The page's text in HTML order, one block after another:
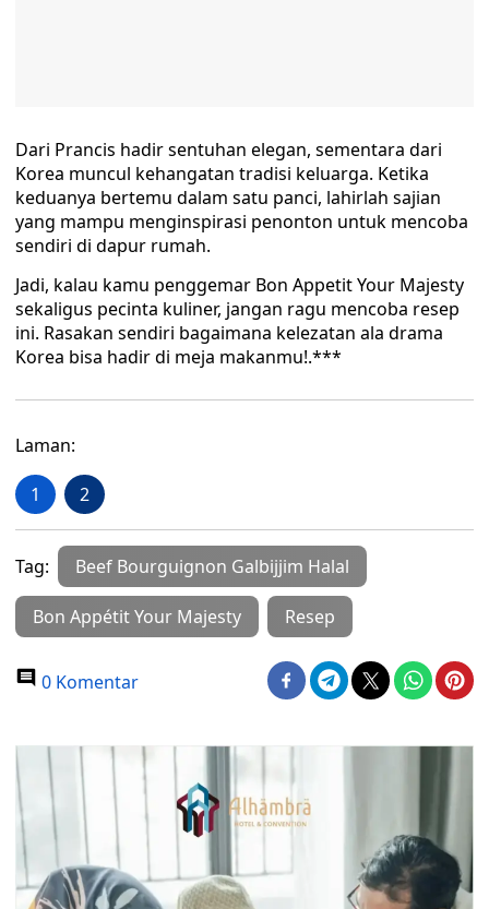
Dari Prancis hadir sentuhan elegan, sementara dari
Korea muncul kehangatan tradisi keluarga. Ketika
keduanya bertemu dalam satu panci, lahirlah sajian
yang mampu menginspirasi penonton untuk mencoba
sendiri di dapur rumah.
Jadi, kalau kamu penggemar Bon Appetit Your Majesty
sekaligus pecinta kuliner, jangan ragu mencoba resep
ini. Rasakan sendiri bagaimana kelezatan ala drama
Korea bisa hadir di meja makanmu!.***
Laman:
1 2
Tag: Beef Bourguignon Galbijjim Halal
Bon Appétit Your Majesty Resep
0 Komentar